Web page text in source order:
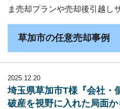
ま売却プランや売却後引越し
草加市の任意売却事例
2025.12.20
埼玉県草加市T様『会社・
破産を視野に入れた局面